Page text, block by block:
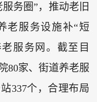
务圈”，推动老旧
老服务设施补“短
服务网。截至目
80家、街道养老服
337个，合理布局